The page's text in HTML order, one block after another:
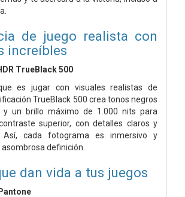
de juego realista con
increíbles
TrueBlack 500
es jugar con visuales realistas de
TrueBlack 500 crea tonos negros
y un brillo máximo de 1.000 nits para
superior, con detalles claros y
Así, cada fotograma es inmersivo y
definición.
dan vida a tus juegos